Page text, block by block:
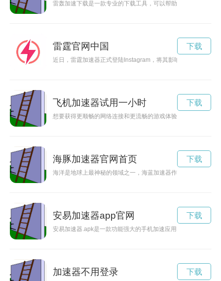
雷轰加速下载是一款专业的下载工具，可以帮助用户快速下载
雷霆官网中国
近日，雷霆加速器正式登陆Instagram，将其影响力拓展至全球
下载
飞机加速器试用一小时
想要获得更顺畅的网络连接和更流畅的游戏体验吗？那么你可
下载
海豚加速器官网首页
海洋是地球上最神秘的领域之一，海蓝加速器作为最新的科研
下载
安易加速器app官网
安易加速器.apk是一款功能强大的手机加速应用，能够帮助用
下载
加速器不用登录 下载